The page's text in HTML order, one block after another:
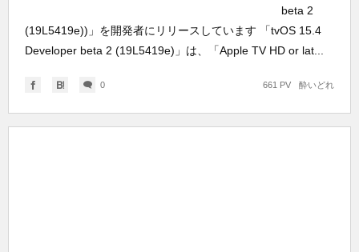
beta 2
(19L5419e))」を開発者にリリースしています 「tvOS 15.4
Developer beta 2 (19L5419e)」は、「Apple TV HD or lat...
0 酔いどれ
661 PV